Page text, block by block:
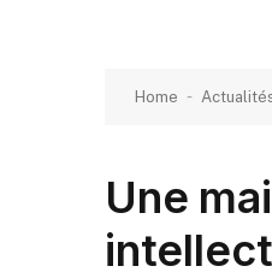
Home -
Une